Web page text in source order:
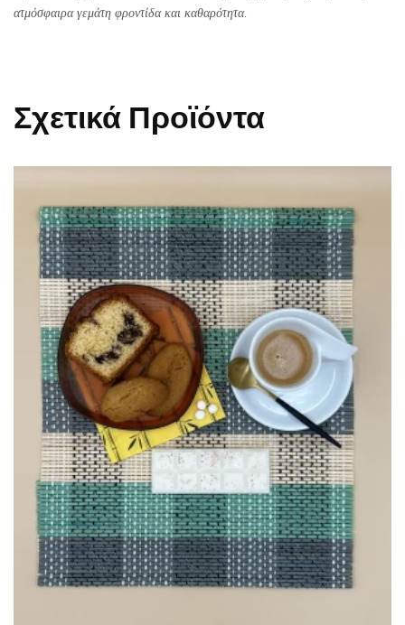
ατμόσφαιρα γεμάτη φροντίδα και καθαρότητα.
Σχετικά Προϊόντα